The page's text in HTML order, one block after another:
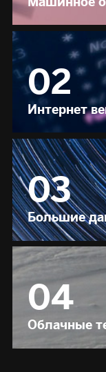
02
Интернет
03
Большие
04
Облачные